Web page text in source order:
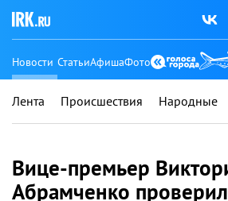
Новости СтатьиАфишаФото
Лента Происшествия Народные
Вице-премьер
Абрамченко